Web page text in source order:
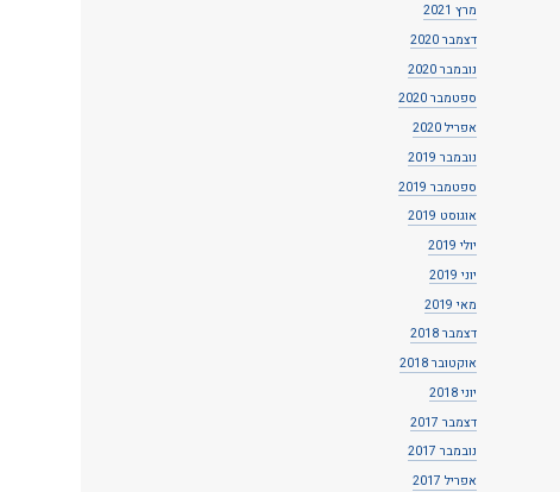
מרץ 2021
דצמבר 2020
נובמבר 2020
ספטמבר 2020
אפריל 2020
נובמבר 2019
ספטמבר 2019
אוגוסט 2019
יולי 2019
יוני 2019
מאי 2019
דצמבר 2018
אוקטובר 2018
יוני 2018
דצמבר 2017
נובמבר 2017
אפריל 2017